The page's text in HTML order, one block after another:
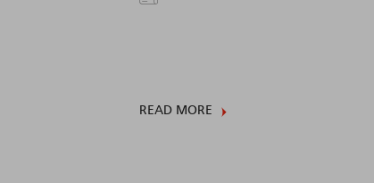
READ MORE